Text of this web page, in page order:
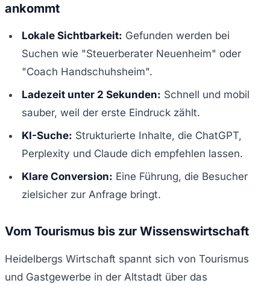
ankommt
Lokale Sichtbarkeit: Gefunden werden bei
Suchen wie "Steuerberater Neuenheim" oder
"Coach Handschuhsheim".
Ladezeit unter 2 Sekunden: Schnell und mobil
sauber, weil der erste Eindruck zählt.
KI-Suche: Strukturierte Inhalte, die ChatGPT,
Perplexity und Claude dich empfehlen lassen.
Klare Conversion: Eine Führung, die Besucher
zielsicher zur Anfrage bringt.
Vom Tourismus bis zur Wissenswirtschaft
Heidelbergs Wirtschaft spannt sich von Tourismus
und Gastgewerbe in der Altstadt über das